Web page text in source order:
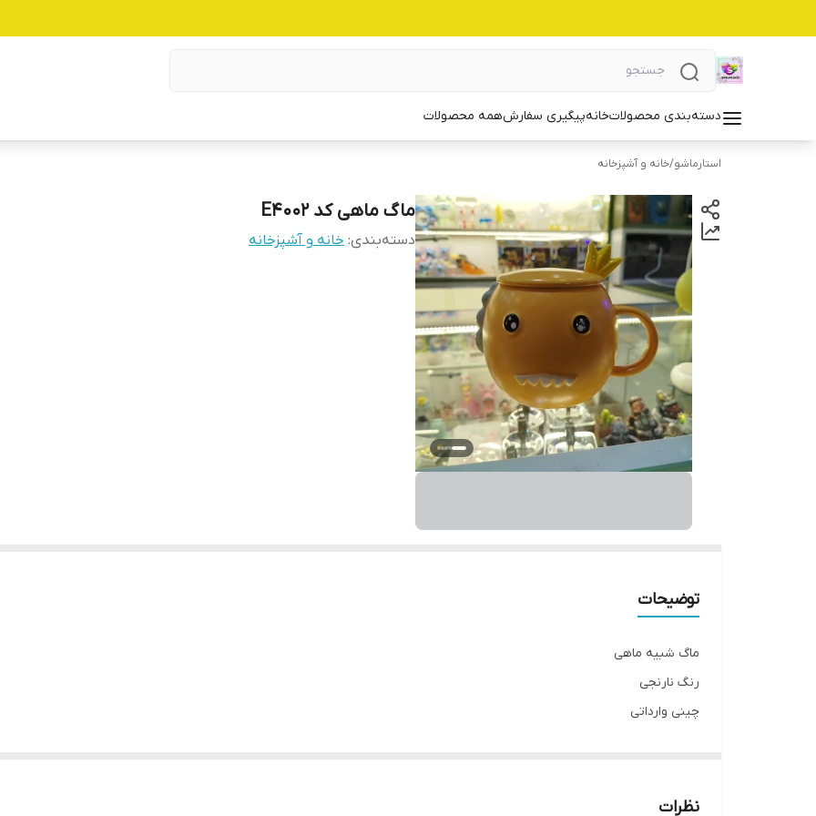
دسته‌بندی محصولاتخانهپیگیری سفارشهمه محصولات
استارماشو/خانه و آشپزخانه
ماگ ماهی کد E4002
دسته‌بندی: خانه و آشپزخانه
توضیحات
ماگ شبیه ماهی
رنگ نارنجی
چینی وارداتی
چرا " استارماشو " ؟
نظرات